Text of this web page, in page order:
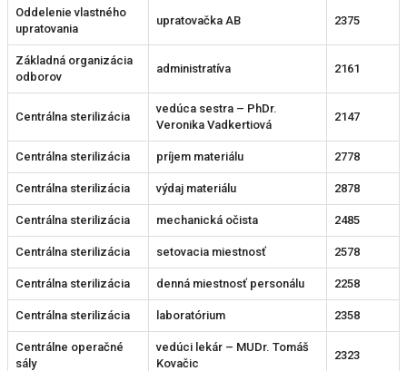
Oddelenie vlastného
upratovania
upratovačka AB 2375
Základná organizácia
odborov
administratíva 2161
Centrálna sterilizácia
vedúca sestra – PhDr.
Veronika Vadkertiová
2147
Centrálna sterilizácia príjem materiálu 2778
Centrálna sterilizácia výdaj materiálu 2878
Centrálna sterilizácia mechanická očista 2485
Centrálna sterilizácia setovacia miestnosť 2578
Centrálna sterilizácia denná miestnosť personálu 2258
Centrálna sterilizácia laboratórium 2358
Centrálne operačné
sály
vedúci lekár – MUDr. Tomáš
Kovačic
2323